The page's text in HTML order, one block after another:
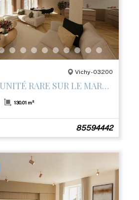
Vichy - 03200
UNE OPPORTUNITÉ RARE SUR LE MARCHÉ
130.01 m²
85594442